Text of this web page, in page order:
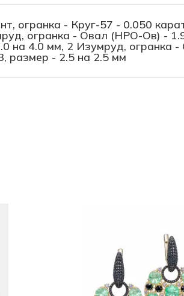
огранка - Круг-57 - 0.050
огранка - Овал (НРО-Ов) -
на 4.0 мм, 2 Изумруд, огранка -
размер - 2.5 на 2.5 мм